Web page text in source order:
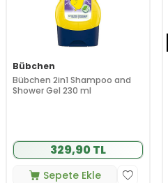
Bübchen
Bübchen 2in1 Shampoo and
Shower Gel 230 ml
329,90 TL
Sepete Ekle